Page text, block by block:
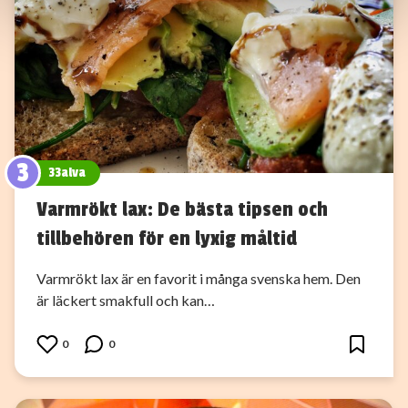
information som du har tillhandahållit eller som de har
samlat in när du har använt deras tjänster.
3 33alva
Varmrökt lax: De bästa tipsen och
tillbehören för en lyxig måltid
Varmrökt lax är en favorit i många svenska hem. Den
är läckert smakfull och kan…
0 0